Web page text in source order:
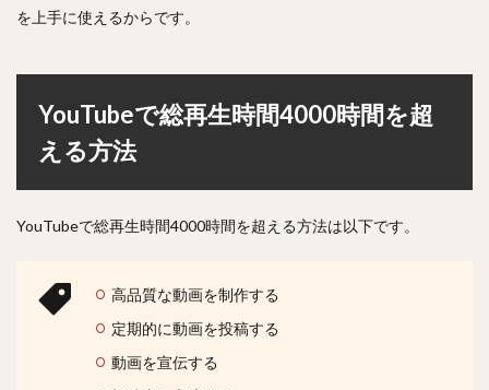
を上手に使えるからです。
YouTubeで総再生時間4000時間を超
える方法
YouTubeで総再生時間4000時間を超える方法は以下です。
高品質な動画を制作する
定期的に動画を投稿する
動画を宣伝する